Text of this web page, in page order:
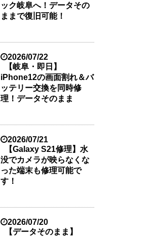
ック岐阜へ！データその
ままで復旧可能！
2026/07/22
【岐阜・即日】
iPhone12の画面割れ＆バ
ッテリー交換を同時修
理！データそのまま
2026/07/21
【Galaxy S21修理】水
没でカメラが映らなくな
った端末も修理可能で
す！
2026/07/20
【データそのまま】